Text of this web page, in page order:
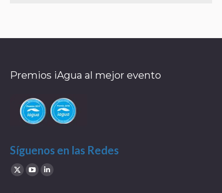
Premios iAgua al mejor evento
Síguenos en las Redes
Find us on:
X
YouTubeLinkedin